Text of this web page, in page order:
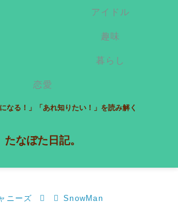
なる！」「あれ知りたい！」を読み解く
たなぼた日記。
アイドル
趣味
暮らし
恋愛
ニーズ SnowMan